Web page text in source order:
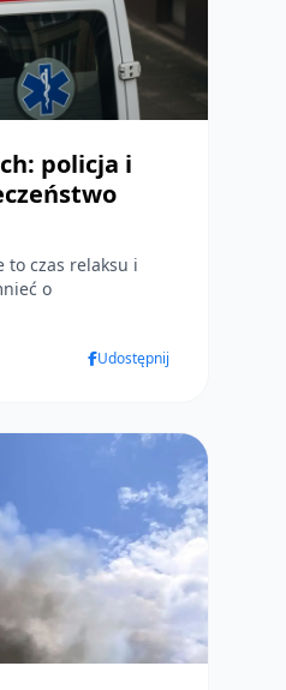
policja i
o
Udostępnij